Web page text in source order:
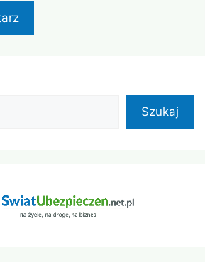
Szukaj